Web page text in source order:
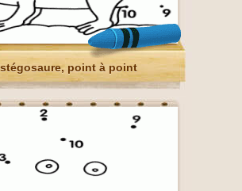
point à point